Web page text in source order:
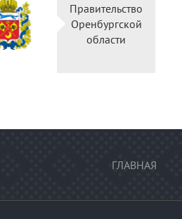
Правительство
Оренбургской
области
ГЛАВНАЯ